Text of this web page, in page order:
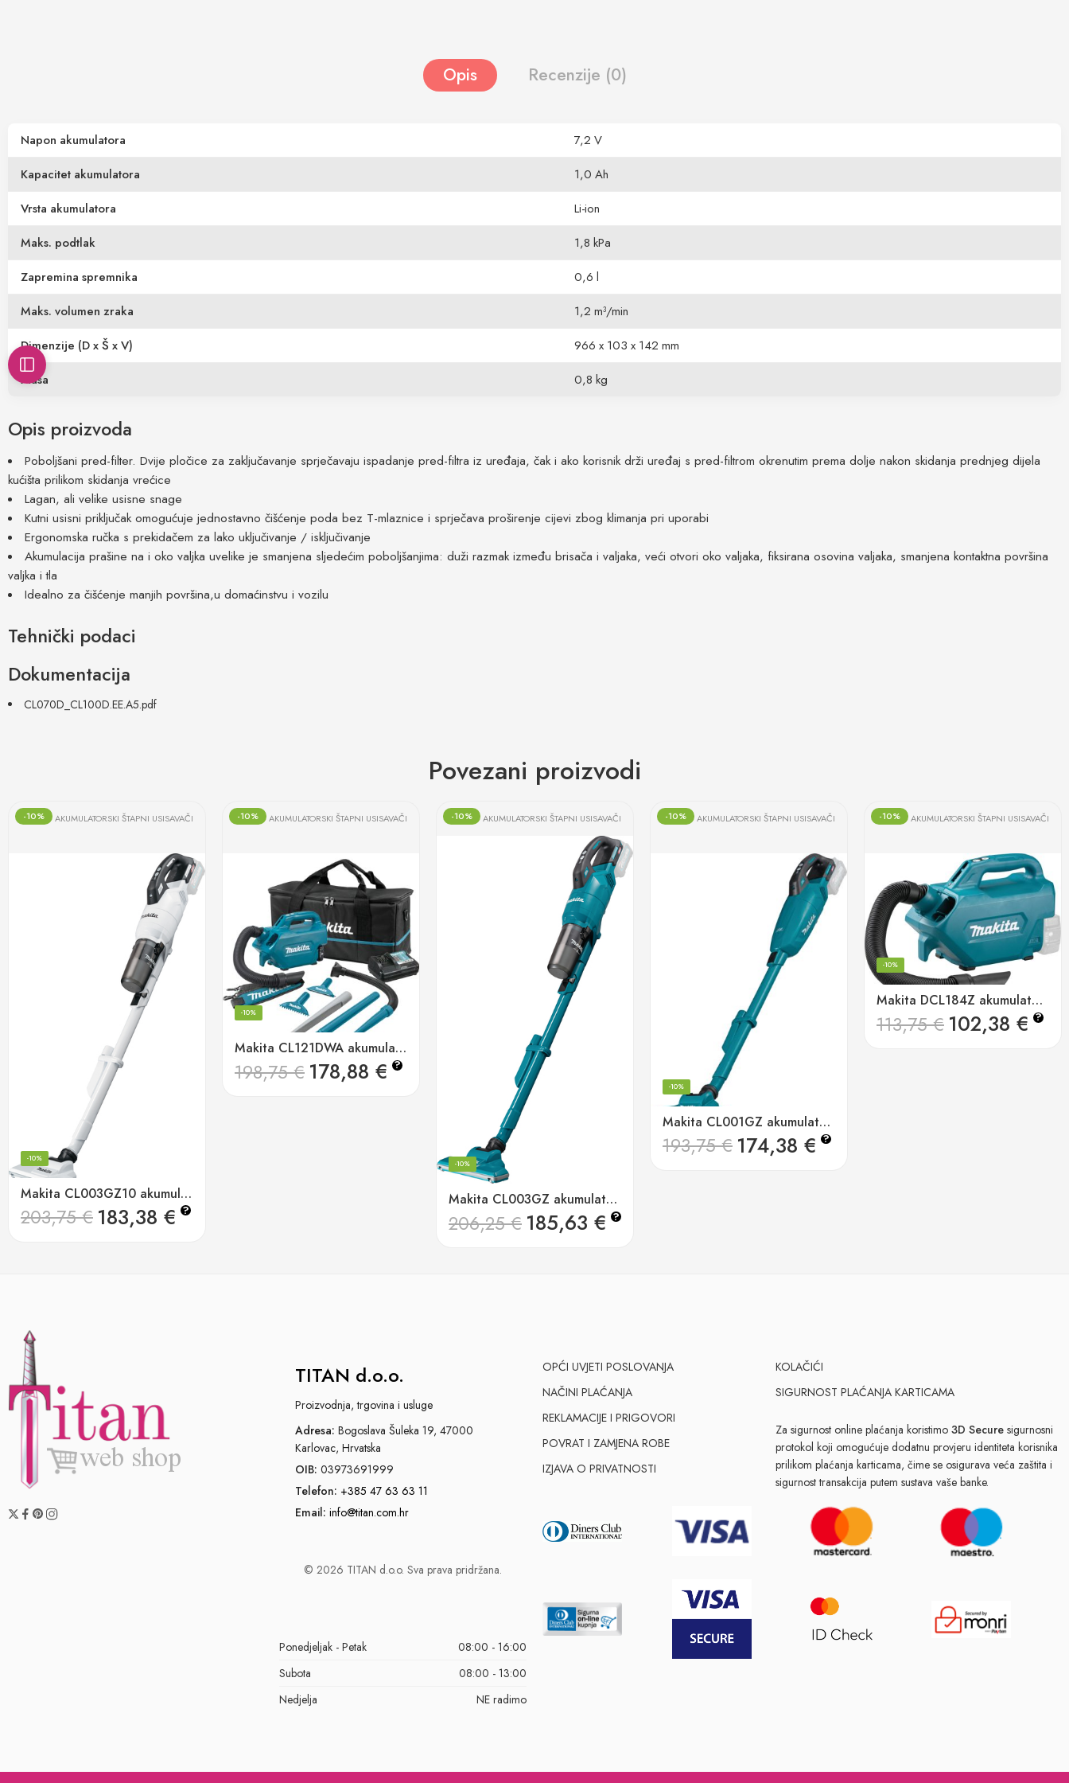
Opis Recenzije (0)
Opis proizvoda
Poboljšani pred-filter. Dvije pločice za zaključavanje sprječavaju ispadanje pred-filtra iz uređaja, čak i ako korisnik drži uređaj s pred-filtrom okrenutim prema dolje nakon skidanja prednjeg dijela
kućišta prilikom skidanja vrećice
Lagan, ali velike usisne snage
Kutni usisni priključak omogućuje jednostavno čišćenje poda bez T-mlaznice i sprječava proširenje cijevi zbog klimanja pri uporabi
Ergonomska ručka s prekidačem za lako uključivanje / isključivanje
Akumulacija prašine na i oko valjka uvelike je smanjena sljedećim poboljšanjima: duži razmak između brisača i valjaka, veći otvori oko valjaka, fiksirana osovina valjaka, smanjena kontaktna površina
valjka i tla
Idealno za čišćenje manjih površina,u domaćinstvu i vozilu
Tehnički podaci
Napon akumulatora
7,2 V
Kapacitet akumulatora
1,0 Ah
Vrsta akumulatora
Li-ion
Maks. podtlak
1,8 kPa
Zapremina spremnika
0,6 l
Maks. volumen zraka
1,2 m³/min
Dimenzije (D x Š x V)
966 x 103 x 142 mm
Masa
0,8 kg
Dokumentacija
CL070D_CL100D.EE.A5.pdf
Povezani proizvodi
-10% AKUMULATORSKI ŠTAPNI USISAVAČI
Makita CL003GZ10 akumulatorski ciklonski usisavač 40v xgt, 100w
-10%
203,75€ 183,38 € ?
-10% AKUMULATORSKI ŠTAPNI USISAVAČI
Makita CL121DWA akumulatorski usisavač
-10%
198,75€ 178,88 € ?
-10% AKUMULATORSKI ŠTAPNI USISAVAČI
Makita CL003GZ akumulatorski ciklonski usisavač 40v xgt, 100w
-10%
206,25€ 185,63 € ?
-10% AKUMULATORSKI ŠTAPNI USISAVAČI
Makita CL001GZ akumulatorski usisavač 40v xgt, 110w, 750ml
-10%
193,75€ 174,38 € ?
-10% AKUMULATORSKI ŠTAPNI USISAVAČI
Makita DCL184Z akumulatorski usisavač za vozila 18v, 500ml
-10%
113,75€ 102,38 € ?
TITAN d.o.o.
Proizvodnja, trgovina i usluge
Adresa: Bogoslava Šuleka 19, 47000
Karlovac, Hrvatska
OIB: 03973691999
Telefon: +385 47 63 63 11
Email: info@titan.com.hr
© 2026 TITAN d.o.o. Sva prava pridržana.
Ponedjeljak - Petak
08:00 - 16:00
Subota
08:00 - 13:00
Nedjelja
NE radimo
OPĆI UVJETI POSLOVANJA
NAČINI PLAĆANJA
REKLAMACIJE I PRIGOVORI
POVRAT I ZAMJENA ROBE
IZJAVA O PRIVATNOSTI
KOLAČIĆI
SIGURNOST PLAĆANJA KARTICAMA
Za sigurnost online plaćanja koristimo 3D Securesigurnosni
protokol koji omogućuje dodatnu provjeru identiteta korisnika
prilikom plaćanja karticama, čime se osigurava veća zaštita i
sigurnost transakcija putem sustava vaše banke.